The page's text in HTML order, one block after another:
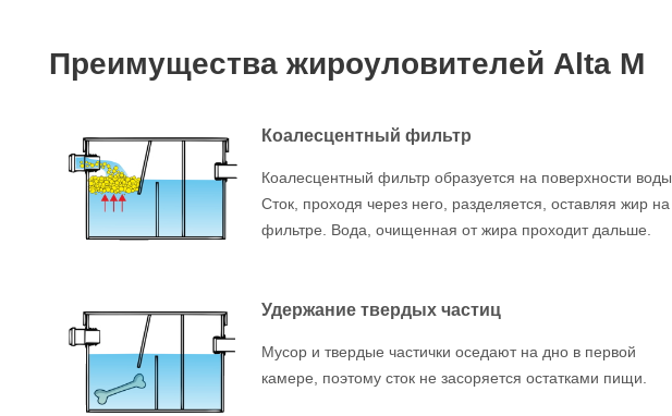
Преимущества жироуловителей Alta M
Коалесцентный фильтр
Коалесцентный фильтр образуется на поверхности воды.
Сток, проходя через него, разделяется, оставляя жир на
фильтре. Вода, очищенная от жира проходит дальше.
Удержание твердых частиц
Мусор и твердые частички оседают на дно в первой
камере, поэтому сток не засоряется остатками пищи.